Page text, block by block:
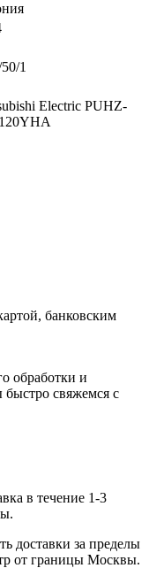
1
Electric PUHZ-
банковским
обработки и
свяжемся с
в течение 1-3
доставки за пределы
от границы Москвы.